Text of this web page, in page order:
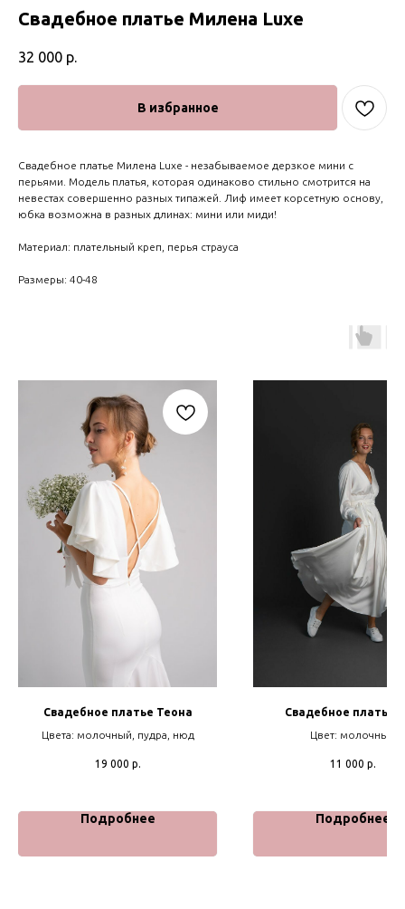
Свадебное платье Милена Luxe
32 000 р.
В избранное
Свадебное платье Милена Luxe - незабываемое дерзкое мини с
перьями. Модель платья, которая одинаково стильно смотрится на
невестах совершенно разных типажей. Лиф имеет корсетную основу,
юбка возможна в разных длинах: мини или миди!
Материал: плательный креп, перья страуса
Размеры: 40-48
Свадебное платье Теона
Цвета: молочный, пудра, нюд
19 000 р.
Подробнее
Свадебное платье
Цвет: молочный
11 000 р.
Подробнее